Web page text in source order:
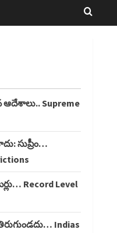
ఆదేశాలు.. Supreme
సుప్రీం…
Record Level
Indias